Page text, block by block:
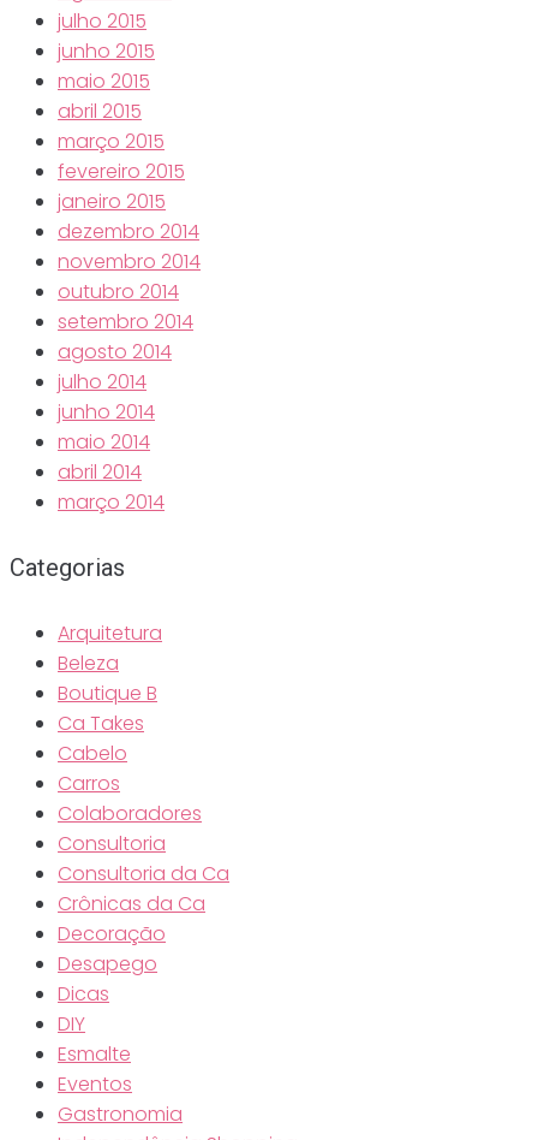
julho 2015
junho 2015
maio 2015
abril 2015
março 2015
fevereiro 2015
janeiro 2015
dezembro 2014
novembro 2014
outubro 2014
setembro 2014
agosto 2014
julho 2014
junho 2014
maio 2014
abril 2014
março 2014
Categorias
Arquitetura
Beleza
Boutique B
Ca Takes
Cabelo
Carros
Colaboradores
Consultoria
Consultoria da Ca
Crônicas da Ca
Decoração
Desapego
Dicas
DIY
Esmalte
Eventos
Gastronomia